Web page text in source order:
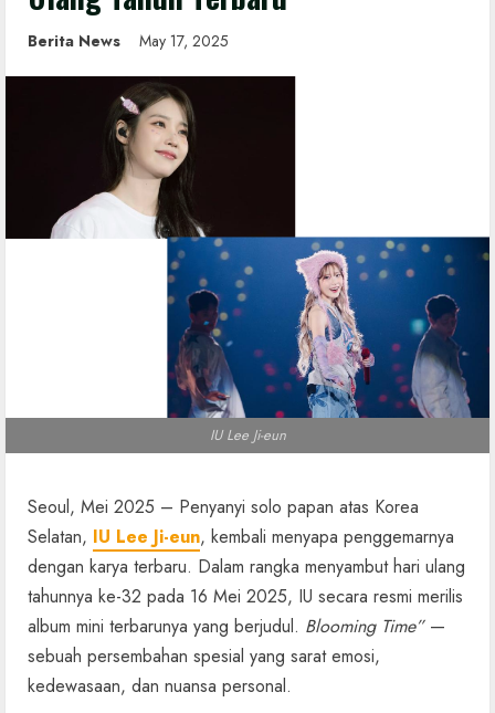
Berita News May 17, 2025
IU Lee Ji-eun
Seoul, Mei 2025 – Penyanyi solo papan atas Korea
Selatan, IU Lee Ji-eun, kembali menyapa penggemarnya
dengan karya terbaru. Dalam rangka menyambut hari ulang
tahunnya ke-32 pada 16 Mei 2025, IU secara resmi merilis
album mini terbarunya yang berjudul. Blooming Time”—
sebuah persembahan spesial yang sarat emosi,
kedewasaan, dan nuansa personal.